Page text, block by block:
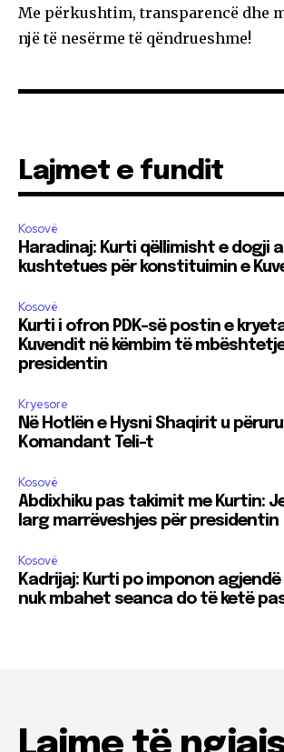
Me përkushtim, transparencë dhe
një të nesërme të qëndrueshme!
Lajmet e fundit
Kosovë
Haradinaj: Kurti qëllimisht e dogji
kushtetues për konstituimin e
Kosovë
Kurti i ofron PDK-së postin e
Kuvendit në këmbim të
presidentin
Kryesore
Në Hotlën e Hysni Shaqirit u
Komandant Teli-t
Kosovë
Abdixhiku pas takimit me Kurtin:
larg marrëveshjes për presidentin
Kosovë
Kadrijaj: Kurti po imponon
nuk mbahet seanca do të ketë